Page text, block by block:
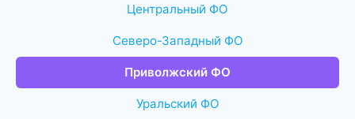
Центральный ФО
Северо-Западный ФО
Приволжский ФО
Уральский ФО